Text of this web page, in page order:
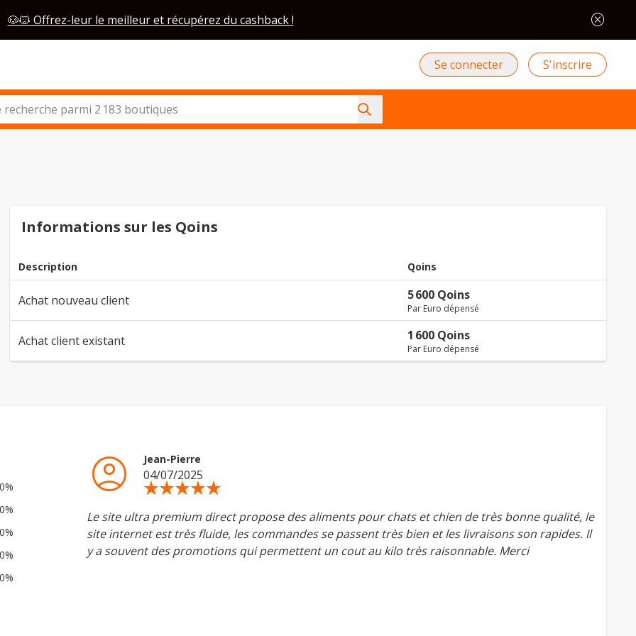
🐶🐱 Offrez-leur le meilleur et récupérez du cashback ! cancel
Se connecter S'inscrire
Informations sur les Qoins
Description Qoins
Achat nouveau client 5 600 Qoins
Par Euro dépensé
Achat client existant 1 600 Qoins
Par Euro dépensé
0%
0%
0%
0%
account_circle Jean-Pierre
04/07/2025
star_ratestar_ratestar_ratestar_ratestar_rate
Le site ultra premium direct propose des aliments pour chats et chien de très bonne qualité, le
site internet est très fluide, les commandes se passent très bien et les livraisons son rapides. Il
y a souvent des promotions qui permettent un cout au kilo très raisonnable. Merci